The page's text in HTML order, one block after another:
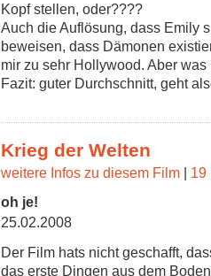
Kopf stellen, oder????
Auch die Auflösung, dass Emily
beweisen, dass Dämonen
mir zu sehr Hollywood. Aber
Fazit: guter Durchschnitt, geht
Krieg der Welten
weitere Infos zu diesem Film | 19
oh je!
25.02.2008
Der Film hats nicht geschafft,
das erste Dingen aus dem